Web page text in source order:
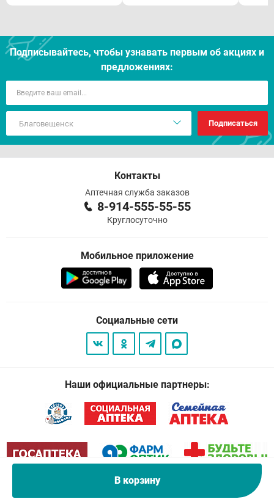
В корзину
Подписывайтесь, чтобы узнавать первым об акцияx и
предложениях:
Подписаться
Контакты
Аптечная служба заказов
8-914-555-55-55
Круглосуточно
Мобильное приложение
Социальные сети
Наши официальные партнеры: